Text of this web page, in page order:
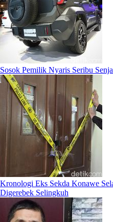
Sosok Pemilik Nyaris Seribu
Kronologi Eks Sekda Konawe
Digerebek Selingkuh